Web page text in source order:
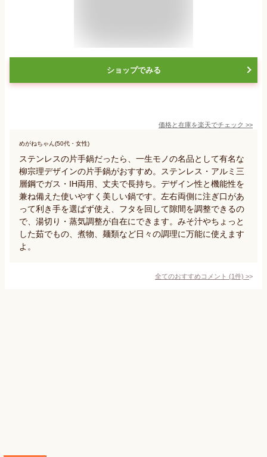
ショップでみる
価格と在庫を楽天でチェック >>
めがねちゃん(50代・女性)
ステンレスの片手鍋だったら、一生モノの名品として有名な
柳宗理デザインの片手鍋がおすすめ。ステンレス・アルミ三
層鋼でガス・IH両用、丈夫で長持ち。デザイン性と機能性を
兼ね備えた使いやすく美しい鍋です。左右両側に注ぎ口があ
って利き手を選ばず使え、フタを回して隙間を調整できるの
で、湯切り・蒸気調整が自在にできます。みそ汁やちょっと
した茹でもの、煮物、麺類など日々の調理に万能に使えます
よ。
全てのおすすめコメント (1件) >